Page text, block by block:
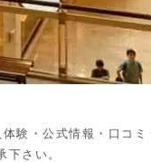
験・公式情報・口コ
下さい。